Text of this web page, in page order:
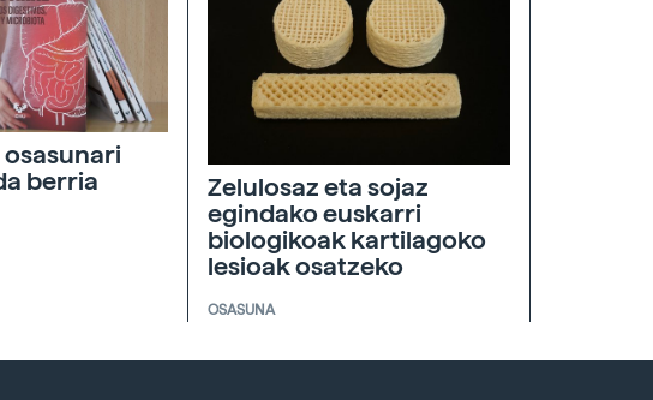
berria
Zelulosaz eta sojaz
egindako euskarri
biologikoak kartilagoko
lesioak osatzeko
OSASUNA